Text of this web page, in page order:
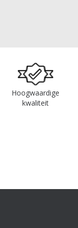
Hoogwaardige
kwaliteit